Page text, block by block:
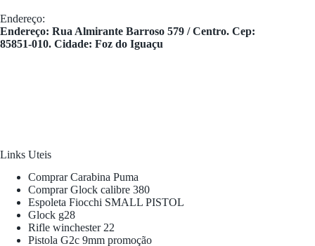
Endereço:
​Endereço: Rua Almirante Barroso 579 / Centro. Cep:
85851-010. Cidade: Foz do Iguaçu
Links Uteis
Comprar Carabina Puma
Comprar Glock calibre 380
Espoleta Fiocchi SMALL PISTOL
Glock g28
Rifle winchester 22
Pistola G2c 9mm promoção